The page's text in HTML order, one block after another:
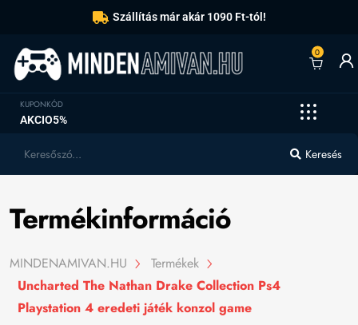
Szállítás már akár 1090 Ft-tól!
0
KUPONKÓD
AKCIO5%
Keresés
Termékinformáció
MINDENAMIVAN.HU
Termékek
Uncharted The Nathan Drake Collection Ps4
Playstation 4 eredeti játék konzol game